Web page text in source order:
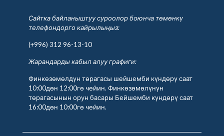
Сайтка байланыштуу суроолор боюнча төмөнкү
телефондорго кайрылыңыз:
(+996) 312 96-13-10
Жарандарды кабыл алуу графиги:
Финкөзөмөлдүн төрагасы шейшемби күндөрү саат
10:00дөн 12:00гө чейин. Финкөзөмөлүнүн
төрагасынын орун басары Бейшемби күндөрү саат
16:00дөн 10:00гө чейин.